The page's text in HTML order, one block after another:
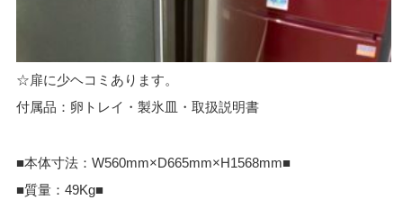
☆扉に少ヘコミあります。
付属品：卵トレイ・製氷皿・取扱説明書
■本体寸法：W560mm×D665mm×H1568mm■
■質量：49Kg■